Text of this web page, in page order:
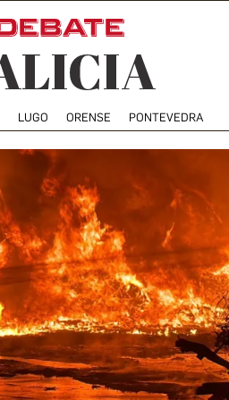
LUGO ORENSE PONTEVEDRA